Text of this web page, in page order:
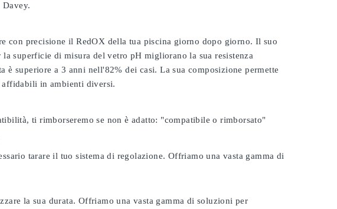
con precisione il RedOX della tua piscina giorno dopo giorno. Il suo
superficie di misura del vetro pH migliorano la sua resistenza
è superiore a 3 anni nell'82% dei casi. La sua composizione permette
affidabili in ambienti diversi.
ti rimborseremo se non è adatto: "compatibile o rimborsato"
tarare il tuo sistema di regolazione. Offriamo una vasta gamma di
la sua durata. Offriamo una vasta gamma di soluzioni per